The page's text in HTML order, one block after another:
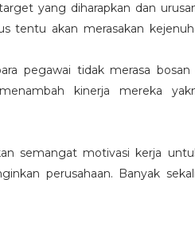
yang diharapkan dan
tentu akan merasakan
pegawai tidak merasa
kinerja mereka
semangat motivasi kerja
perusahaan. Banyak